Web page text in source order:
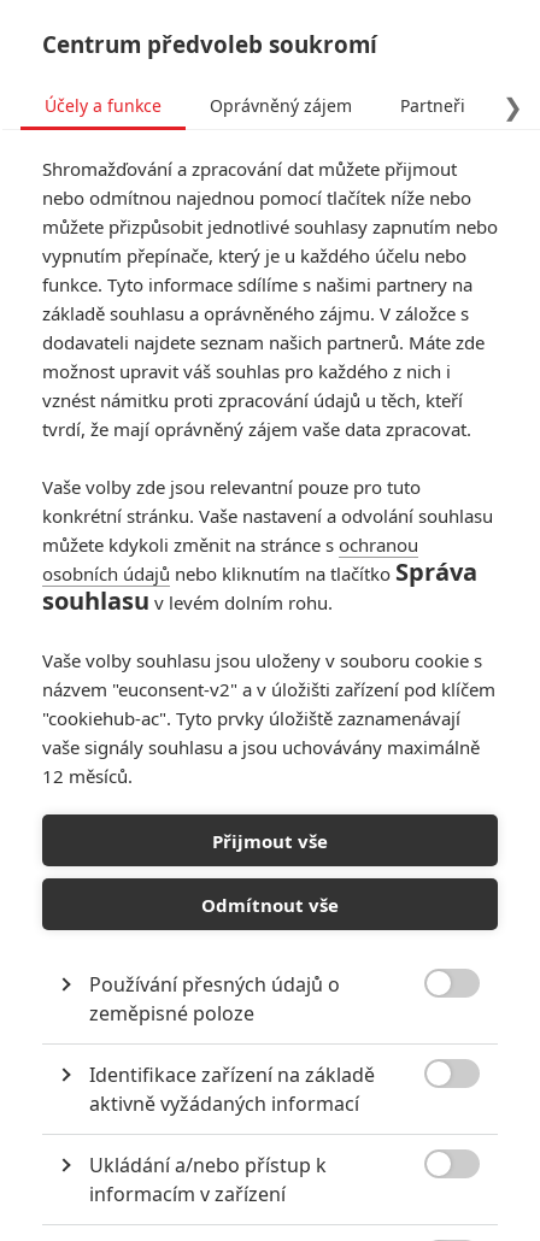
White Bird in Blizzard:
Trailer
Napsal:K. Dostálová - (Kejdy), 10.01.2014 14:35
KOMENTÁŘE 0
PŘIDAT NOVÝ KOMENTÁŘ
Pro psaní komentářů, se přihlašte.
RECENZE FILMŮ
10
Recenze: Zcela výjimečná Gerta
narůžovo
5
Recenze: Záhada strašidelného
zámku úroveň štědrovečerních
pohádek nepozvedla
8
6
Recenze: Godzilla x Kong: Nové
impérium
8
Centrum předvoleb soukromí
❯
Účely a funkce Oprávněný zájem Partneři
Shromažďování a zpracování dat můžete přijmout
nebo odmítnou najednou pomocí tlačítek níže nebo
můžete přizpůsobit jednotlivé souhlasy zapnutím nebo
vypnutím přepínače, který je u každého účelu nebo
funkce. Tyto informace sdílíme s našimi partnery na
základě souhlasu a oprávněného zájmu. V záložce s
dodavateli najdete seznam našich partnerů. Máte zde
možnost upravit váš souhlas pro každého z nich i
vznést námitku proti zpracování údajů u těch, kteří
tvrdí, že mají oprávněný zájem vaše data zpracovat.
Vaše volby zde jsou relevantní pouze pro tuto
konkrétní stránku. Vaše nastavení a odvolání souhlasu
můžete kdykoli změnit na stránce s ochranou
osobních údajů nebo kliknutím na tlačítko Správa
souhlasu v levém dolním rohu.
Vaše volby souhlasu jsou uloženy v souboru cookie s
názvem "euconsent-v2" a v úložišti zařízení pod klíčem
"cookiehub-ac". Tyto prvky úložiště zaznamenávají
vaše signály souhlasu a jsou uchovávány maximálně
12 měsíců.
Přijmout vše
Odmítnout vše
Používání přesných údajů o
zeměpisné poloze
Identifikace zařízení na základě
aktivně vyžádaných informací
Ukládání a/nebo přístup k
informacím v zařízení